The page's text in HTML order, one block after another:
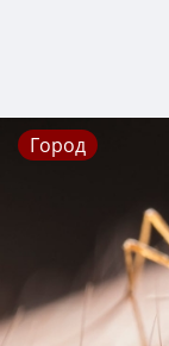
Город